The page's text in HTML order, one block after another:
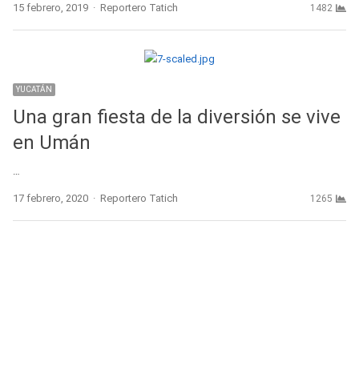
15 febrero, 2019 Author
Reportero Tatich 1482
YUCATÁN
Una gran fiesta de la diversión se vive
en Umán
…
17 febrero, 2020 Author
Reportero Tatich 1265